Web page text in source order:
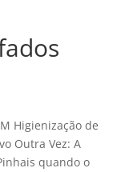
Higienização de
Outra Vez: A
quando o